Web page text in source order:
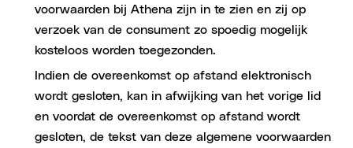
voorwaarden bij Athena zijn in te zien en zij op
verzoek van de consument zo spoedig mogelijk
kosteloos worden toegezonden.
Indien de overeenkomst op afstand elektronisch
wordt gesloten, kan in afwijking van het vorige lid
en voordat de overeenkomst op afstand wordt
gesloten, de tekst van deze algemene voorwaarden